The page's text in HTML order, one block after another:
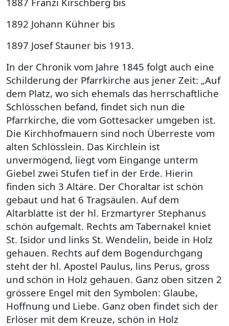
1892 Johann Kühner bis
1897 Josef Stauner bis 1913.
In der Chronik vom Jahre 1845 folgt auch eine
Schilderung der Pfarrkirche aus jener Zeit: „Auf
dem Platz, wo sich ehemals das herrschaftliche
Schlösschen befand, findet sich nun die
Pfarrkirche, die vom Gottesacker umgeben ist.
Die Kirchhofmauern sind noch Überreste vom
alten Schlösslein. Das Kirchlein ist
unvermögend, liegt vom Eingange unterm
Giebel zwei Stufen tief in der Erde. Hierin
finden sich 3 Altäre. Der Choraltar ist schön
gebaut und hat 6 Tragsäulen. Auf dem
Altarblatte ist der hl. Erzmartyrer Stephanus
schön aufgemalt. Rechts am Tabernakel kniet
St. Isidor und links St. Wendelin, beide in Holz
gehauen. Rechts auf dem Bogendurchgang
steht der hl. Apostel Paulus, lins Perus, gross
und schön in Holz gehauen. Ganz oben sitzen 2
grössere Engel mit den Symbolen: Glaube,
Hoffnung und Liebe. Ganz oben findet sich der
Erlöser mit dem Kreuze, schön in Holz